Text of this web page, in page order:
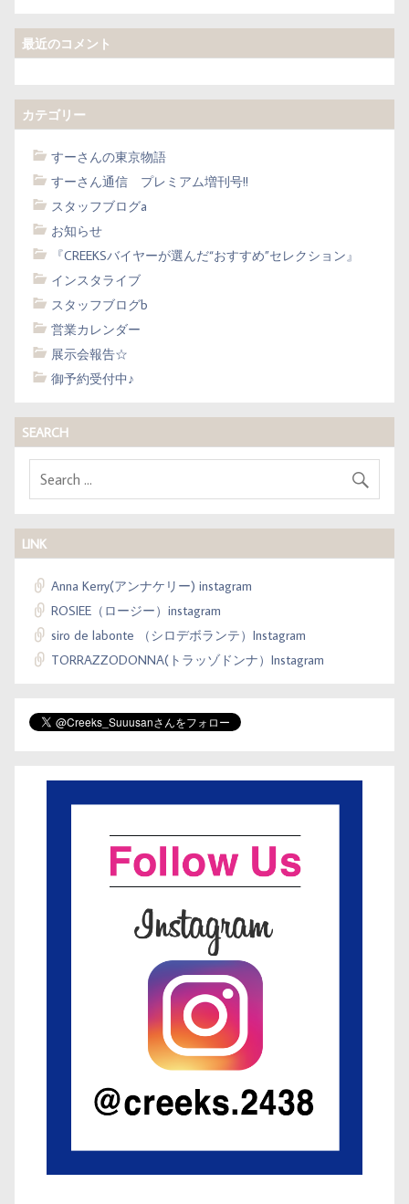
最近のコメント
カテゴリー
すーさんの東京物語
すーさん通信 プレミアム増刊号!!
スタッフブログa
お知らせ
『CREEKSバイヤーが選んだ“おすすめ”セレクション』
インスタライブ
スタッフブログb
営業カレンダー
展示会報告☆
御予約受付中♪
SEARCH
LINK
Anna Kerry(アンナケリー) instagram
ROSIEE（ロージー）instagram
siro de labonte （シロデボランテ）Instagram
TORRAZZODONNA(トラッゾドンナ）Instagram